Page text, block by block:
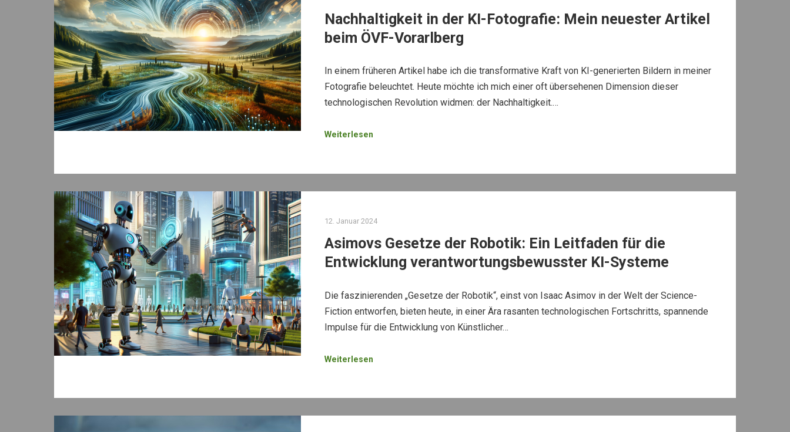
Nachhaltigkeit in der KI-Fotografie: Mein neuester Artikel
beim ÖVF-Vorarlberg
In einem früheren Artikel habe ich die transformative Kraft von KI-generierten Bildern in meiner
Fotografie beleuchtet. Heute möchte ich mich einer oft übersehenen Dimension dieser
technologischen Revolution widmen: der Nachhaltigkeit.…
Weiterlesen
12. Januar 2024
Asimovs Gesetze der Robotik: Ein Leitfaden für die
Entwicklung verantwortungsbewusster KI-Systeme
Die faszinierenden „Gesetze der Robotik“, einst von Isaac Asimov in der Welt der Science-
Fiction entworfen, bieten heute, in einer Ära rasanten technologischen Fortschritts, spannende
Impulse für die Entwicklung von Künstlicher…
Weiterlesen